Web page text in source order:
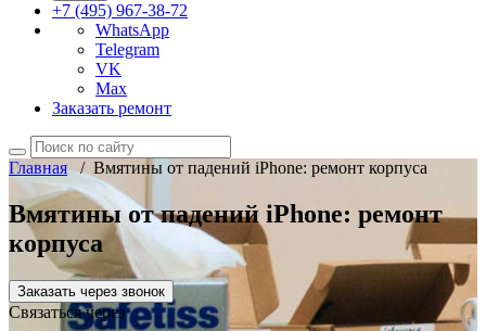
+7 (495) 967-38-72
WhatsApp
Telegram
VK
Max
Заказать ремонт
Главная/ Вмятины от падений iPhone: ремонт корпуса
Вмятины от падений iPhone: ремонт
корпуса
Заказать через звонок
Связаться через